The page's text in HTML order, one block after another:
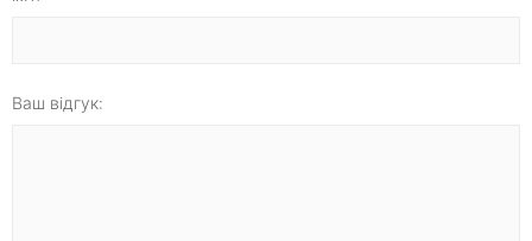
Ваш відгук: